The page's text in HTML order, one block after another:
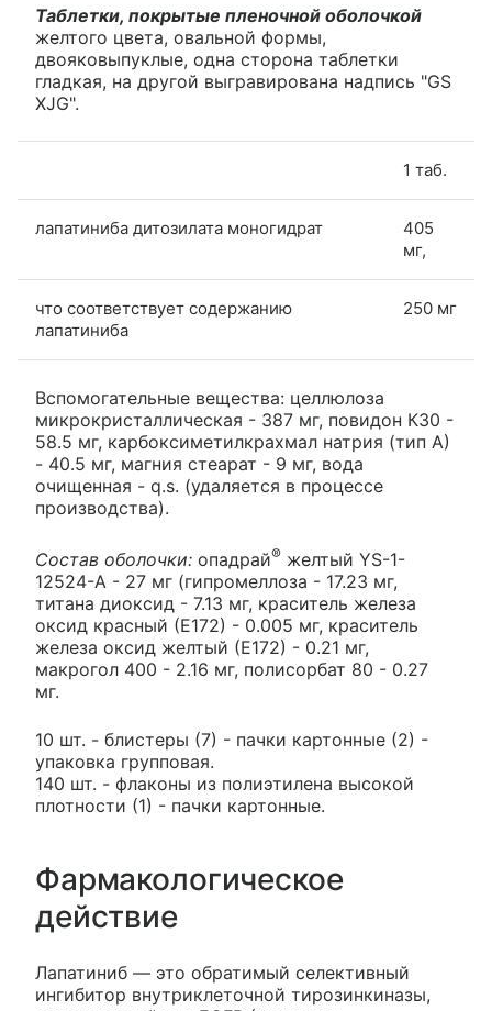
Таблетки, покрытые пленочной оболочкой
желтого цвета, овальной формы,
двояковыпуклые, одна сторона таблетки
гладкая, на другой выгравирована надпись "GS
XJG".
1 таб.
лапатиниба дитозилата моногидрат
405
мг,
что соответствует содержанию
лапатиниба
250 мг
Вспомогательные вещества: целлюлоза
микрокристаллическая - 387 мг, повидон К30 -
58.5 мг, карбоксиметилкрахмал натрия (тип А)
- 40.5 мг, магния стеарат - 9 мг, вода
очищенная - q.s. (удаляется в процессе
производства).
Состав оболочки: опадрай® желтый YS-1-
12524-A - 27 мг (гипромеллоза - 17.23 мг,
титана диоксид - 7.13 мг, краситель железа
оксид красный (Е172) - 0.005 мг, краситель
железа оксид желтый (Е172) - 0.21 мг,
макрогол 400 - 2.16 мг, полисорбат 80 - 0.27
мг.
10 шт. - блистеры (7) - пачки картонные (2) -
упаковка групповая.
140 шт. - флаконы из полиэтилена высокой
плотности (1) - пачки картонные.
Фармакологическое
действие
Лапатиниб — это обратимый селективный
ингибитор внутриклеточной тирозинкиназы,